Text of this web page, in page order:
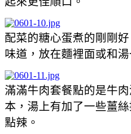
配菜的糖心蛋煮的剛剛
味道，放在麵裡面或和
滿滿牛肉套餐點的是牛
本，湯上有加了一些薑
點辣。